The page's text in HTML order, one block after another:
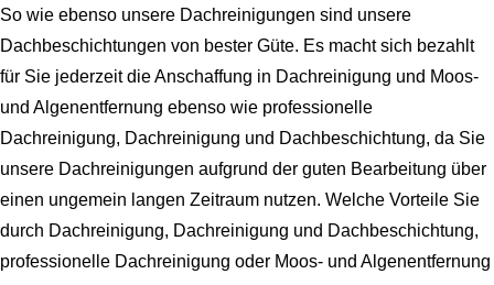
So wie ebenso unsere Dachreinigungen sind unsere
Dachbeschichtungen von bester Güte. Es macht sich bezahlt
für Sie jederzeit die Anschaffung in Dachreinigung und Moos-
und Algenentfernung ebenso wie professionelle
Dachreinigung, Dachreinigung und Dachbeschichtung, da Sie
unsere Dachreinigungen aufgrund der guten Bearbeitung über
einen ungemein langen Zeitraum nutzen. Welche Vorteile Sie
durch Dachreinigung, Dachreinigung und Dachbeschichtung,
professionelle Dachreinigung oder Moos- und Algenentfernung